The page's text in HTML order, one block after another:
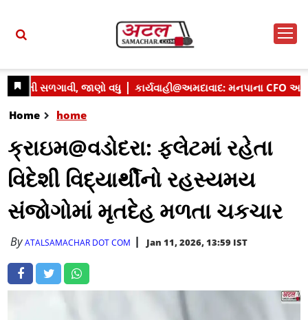
Home home
ક્રાઇમ@વડોદરા: ફ્લેટમાં રહેતા
વિદેશી વિદ્યાર્થીનો રહસ્યમય
સંજોગોમાં મૃતદેહ મળતા ચકચાર
ByATALSAMACHAR DOT COM Jan 11, 2026, 13:59 IST